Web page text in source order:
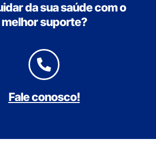
da sua saúde com o
melhor suporte?
Fale conosco!